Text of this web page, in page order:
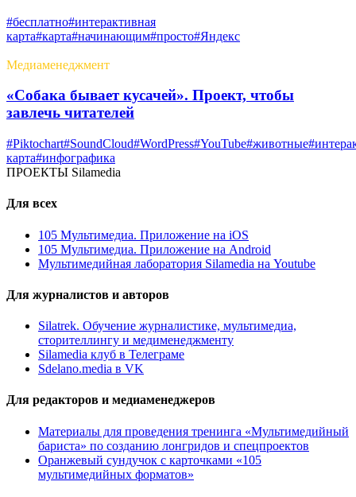
#бесплатно#интерактивная
карта#карта#начинающим#просто#Яндекс
Медиаменеджмент
«Собака бывает кусачей». Проект, чтобы
завлечь читателей
#Piktochart#SoundCloud#WordPress#YouTube#животные
карта#инфографика
ПРОЕКТЫ Silamedia
Для всех
105 Мультимедиа. Приложение на iOS
105 Мультимедиа. Приложение на Android
Мультимедийная лаборатория Silamedia на Youtube
Для журналистов и авторов
Silatrek. Обучение журналистике, мультимедиа,
сторителлингу и медименеджменту
Silamedia клуб в Телеграме
Sdelano.media в VK
Для редакторов и медиаменеджеров
Материалы для проведения тренинга «Мультимедийный
бариста» по созданию лонгридов и спецпроектов
Оранжевый сундучок с карточками «105
мультимедийных форматов»